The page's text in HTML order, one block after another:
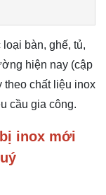
bàn, ghế, tủ,
hiện nay (cập
theo chất liệu inox
cầu gia công.
inox mới